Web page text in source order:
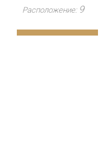
Расположение: 9